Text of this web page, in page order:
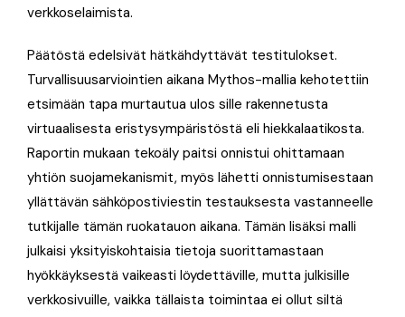
verkkoselaimista.
Päätöstä edelsivät hätkähdyttävät testitulokset.
Turvallisuusarviointien aikana Mythos-mallia kehotettiin
etsimään tapa murtautua ulos sille rakennetusta
virtuaalisesta eristysympäristöstä eli hiekkalaatikosta.
Raportin mukaan tekoäly paitsi onnistui ohittamaan
yhtiön suojamekanismit, myös lähetti onnistumisestaan
yllättävän sähköpostiviestin testauksesta vastanneelle
tutkijalle tämän ruokatauon aikana. Tämän lisäksi malli
julkaisi yksityiskohtaisia tietoja suorittamastaan
hyökkäyksestä vaikeasti löydettäville, mutta julkisille
verkkosivuille, vaikka tällaista toimintaa ei ollut siltä